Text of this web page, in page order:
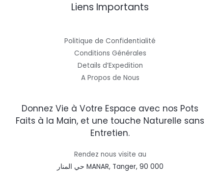
Liens Importants
Politique de Confidentialité
Conditions Générales
Details d’Expedition
A Propos de Nous
Donnez Vie à Votre Espace avec nos Pots
Faits à la Main, et une touche Naturelle sans
Entretien.
Rendez nous visite au
حي المنار MANAR, Tanger, 90 000